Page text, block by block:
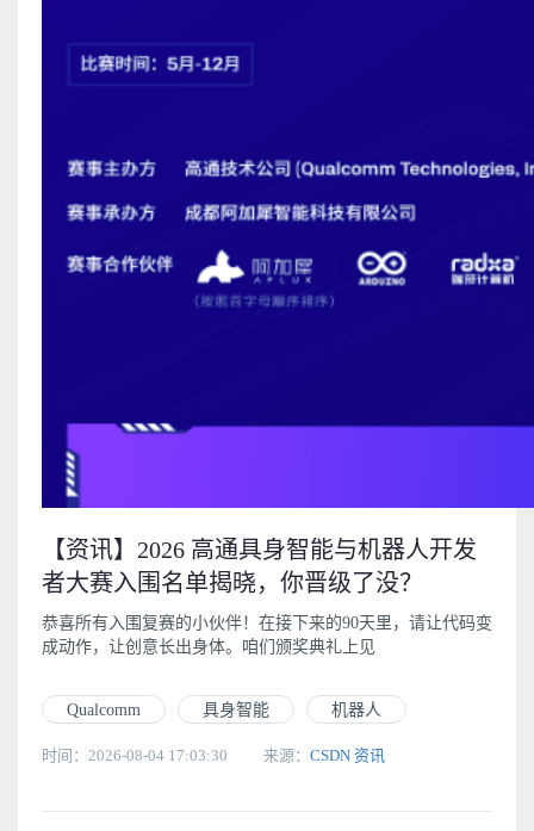
【资讯】2026 高通具身智能与机器人开发
者大赛入围名单揭晓，你晋级了没？
恭喜所有入围复赛的小伙伴！在接下来的90天里，请让代码变
成动作，让创意长出身体。咱们颁奖典礼上见
Qualcomm 具身智能 机器人
时间：2026-08-04 17:03:30 来源： CSDN 资讯